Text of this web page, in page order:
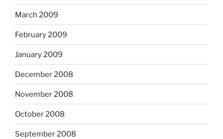
March 2009
February 2009
January 2009
December 2008
November 2008
October 2008
September 2008